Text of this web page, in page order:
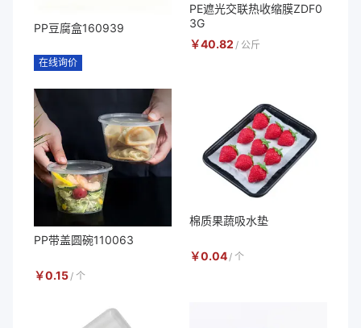
PP豆腐盒160939
在线询价
PE遮光交联热收缩膜ZDF0
3G
￥40.82 / 公斤
PP带盖圆碗110063
￥0.15 / 个
棉质果蔬吸水垫
￥0.04 / 个